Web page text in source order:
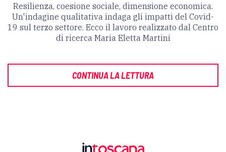
Resilienza, coesione sociale, dimensione economica.
Un'indagine qualitativa indaga gli impatti del Covid-
19 sul terzo settore. Ecco il lavoro realizzato dal Centro
di ricerca Maria Eletta Martini
CONTINUA LA LETTURA